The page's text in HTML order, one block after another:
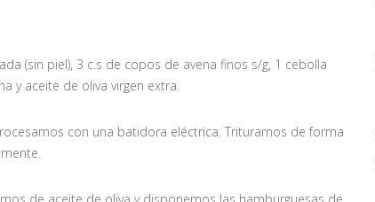
(sin piel), 3 c.s de copos de avena finos s/g, 1 cebolla
y aceite de oliva virgen extra.
con una batidora eléctrica. Trituramos de forma